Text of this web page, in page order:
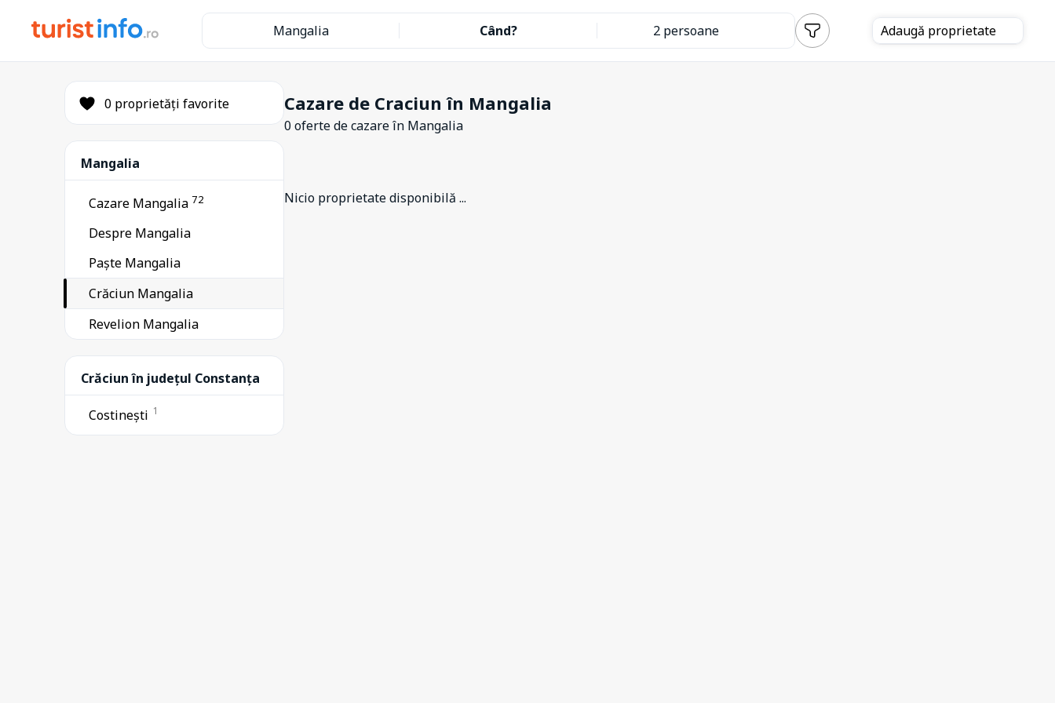
Mangalia Când? 2 persoane Adaugă proprietate
0 proprietăți favorite
Mangalia
Cazare Mangalia 72
Despre Mangalia
Paște Mangalia
Crăciun Mangalia
Revelion Mangalia
Crăciun în județul Constanța
Costinești 1
Cazare de Craciun în Mangalia
0 oferte de cazareîn Mangalia
Nicio proprietate disponibilă ...